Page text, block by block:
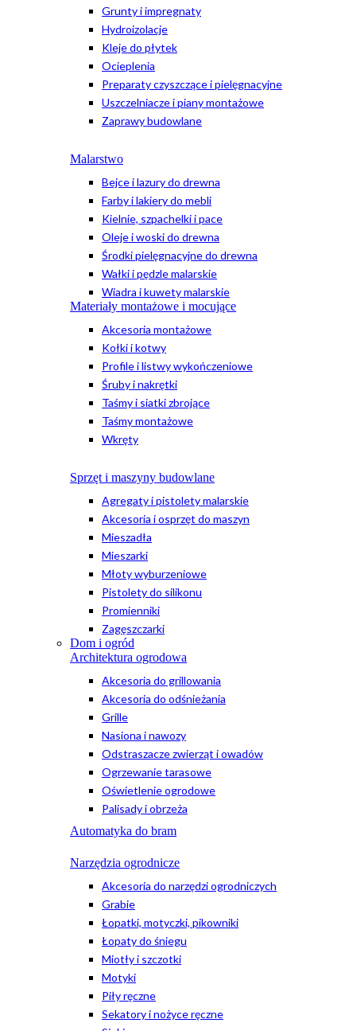
Grunty i impregnaty
Hydroizolacje
Kleje do płytek
Ocieplenia
Preparaty czyszczące i pielęgnacyjne
Uszczelniacze i piany montażowe
Zaprawy budowlane
Malarstwo
Bejce i lazury do drewna
Farby i lakiery do mebli
Kielnie, szpachelki i pace
Oleje i woski do drewna
Środki pielęgnacyjne do drewna
Wałki i pędzle malarskie
Wiadra i kuwety malarskie
Materiały montażowe i mocujące
Akcesoria montażowe
Kołki i kotwy
Profile i listwy wykończeniowe
Śruby i nakrętki
Taśmy i siatki zbrojące
Taśmy montażowe
Wkręty
Sprzęt i maszyny budowlane
Agregaty i pistolety malarskie
Akcesoria i osprzęt do maszyn
Mieszadła
Mieszarki
Młoty wyburzeniowe
Pistolety do silikonu
Promienniki
Zagęszczarki
Dom i ogród
Architektura ogrodowa
Akcesoria do grillowania
Akcesoria do odśnieżania
Grille
Nasiona i nawozy
Odstraszacze zwierząt i owadów
Ogrzewanie tarasowe
Oświetlenie ogrodowe
Palisady i obrzeża
Automatyka do bram
Narzędzia ogrodnicze
Akcesoria do narzędzi ogrodniczych
Grabie
Łopatki, motyczki, pikowniki
Łopaty do śniegu
Miotły i szczotki
Motyki
Piły ręczne
Sekatory i nożyce ręczne